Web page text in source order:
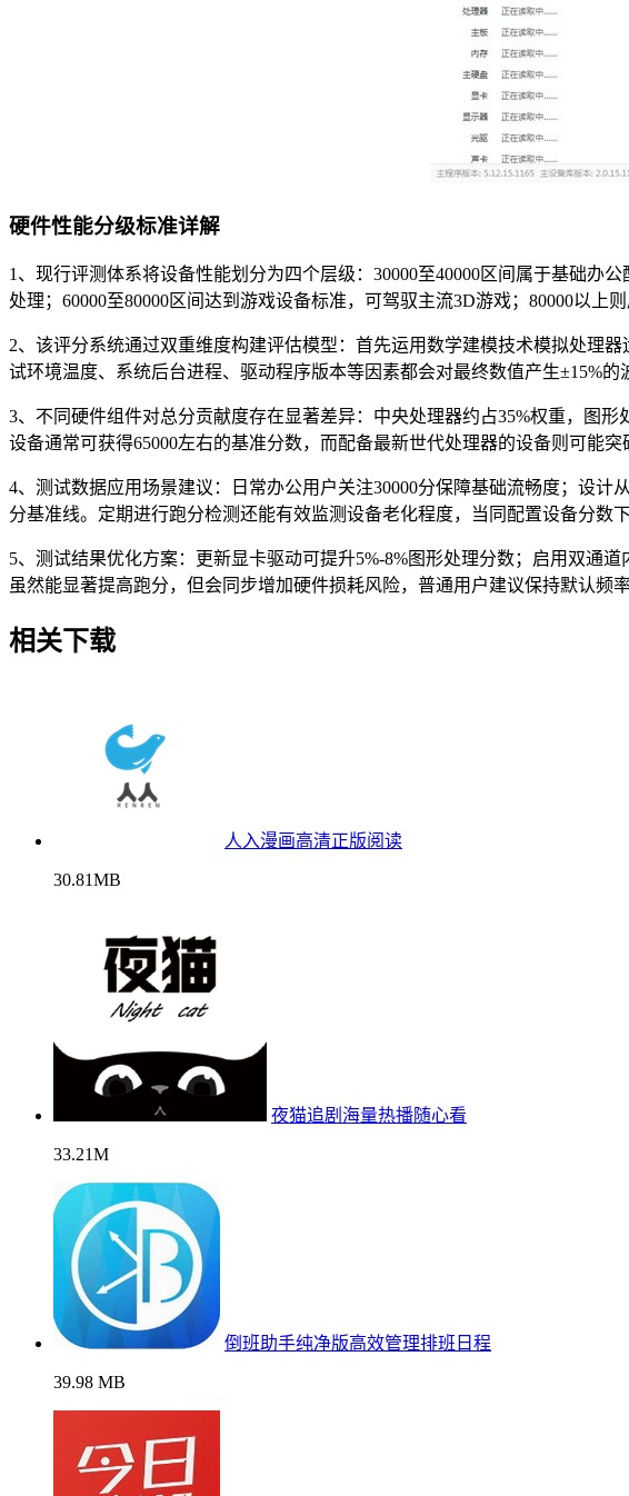
硬件性能分级标准详解
1、现行评测体系将设备性能划分为四个层级：30000至40000区间属于基础办
处理；60000至80000区间达到游戏设备标准，可驾驭主流3D游戏；80000以上
2、该评分系统通过双重维度构建评估模型：首先运用数学建模技术模拟处理
试环境温度、系统后台进程、驱动程序版本等因素都会对最终数值产生±15%的
3、不同硬件组件对总分贡献度存在显著差异：中央处理器约占35%权重，图
设备通常可获得65000左右的基准分数，而配备最新世代处理器的设备则可能突
4、测试数据应用场景建议：日常办公用户关注30000分保障基础流畅度；设
分基准线。定期进行跑分检测还能有效监测设备老化程度，当同配置设备分数
5、测试结果优化方案：更新显卡驱动可提升5%-8%图形处理分数；启用双通
虽然能显著提高跑分，但会同步增加硬件损耗风险，普通用户建议保持默认频率
相关下载
人入漫画高清正版阅读
30.81MB
夜猫追剧海量热播随心看
33.21M
倒班助手纯净版高效管理排班日程
39.98 MB